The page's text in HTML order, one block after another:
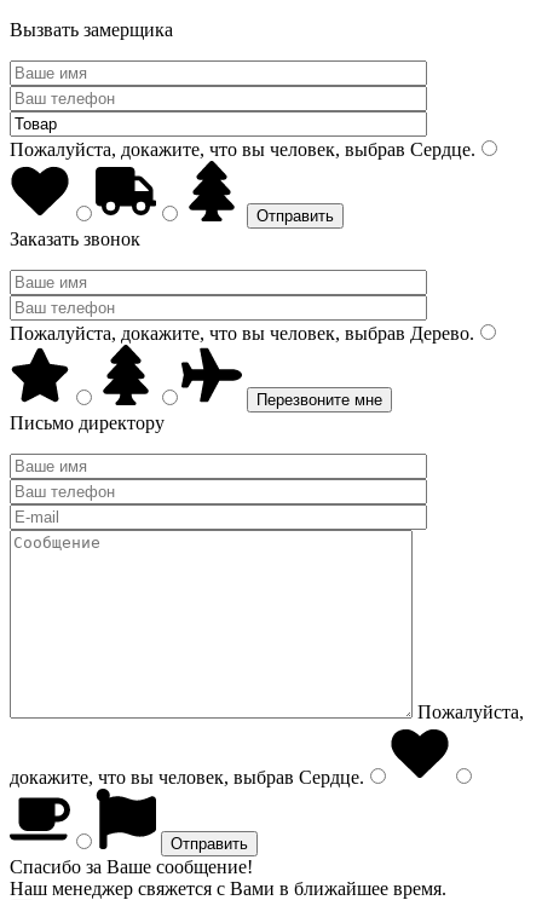
Вызвать замерщика
Пожалуйста, докажите, что вы человек, выбрав Сердце.
Заказать звонок
Пожалуйста, докажите, что вы человек, выбрав Дерево.
Письмо директору
Пожалуйста,
докажите, что вы человек, выбрав Сердце.
Спасибо за Ваше сообщение!
Наш менеджер свяжется с Вами в ближайшее время.